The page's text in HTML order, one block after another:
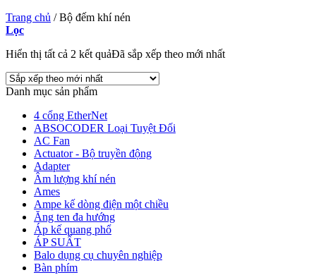
Trang chủ /Bộ đếm khí nén
Lọc
Hiển thị tất cả 2 kết quảĐã sắp xếp theo mới nhất
Danh mục sản phẩm
4 cổng EtherNet
ABSOCODER Loại Tuyệt Đối
AC Fan
Actuator - Bộ truyền động
Adapter
Âm lượng khí nén
Ames
Ampe kế dòng điện một chiều
Ăng ten đa hướng
Áp kế quang phổ
ÁP SUẤT
Balo dụng cụ chuyên nghiệp
Bàn phím